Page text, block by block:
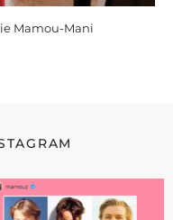
Mamou-Mani